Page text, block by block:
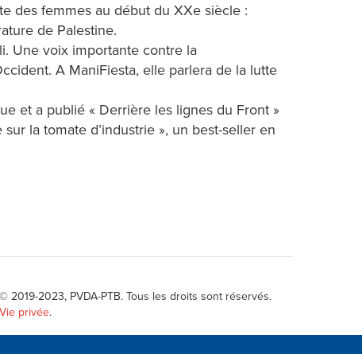
des femmes au début du XXe siècle :
de Palestine.
Une voix importante contre la
A ManiFiesta, elle parlera de la lutte
et a publié « Derrière les lignes du Front »
la tomate d’industrie », un best-seller en
© 2019-2023, PVDA-PTB. Tous les droits sont réservés.
Vie privée.